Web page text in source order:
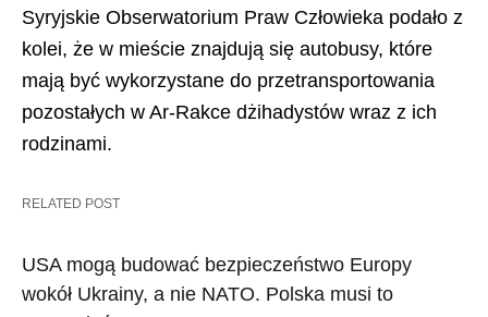
Syryjskie Obserwatorium Praw Człowieka podało z
kolei, że w mieście znajdują się autobusy, które
mają być wykorzystane do przetransportowania
pozostałych w Ar-Rakce dżihadystów wraz z ich
rodzinami.
RELATED POST
USA mogą budować bezpieczeństwo Europy
wokół Ukrainy, a nie NATO. Polska musi to